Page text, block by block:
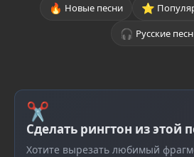
🔥 Новые песни ⭐
🎧 Русские
✂
Сделать рингтон из этой
Хотите вырезать любимый